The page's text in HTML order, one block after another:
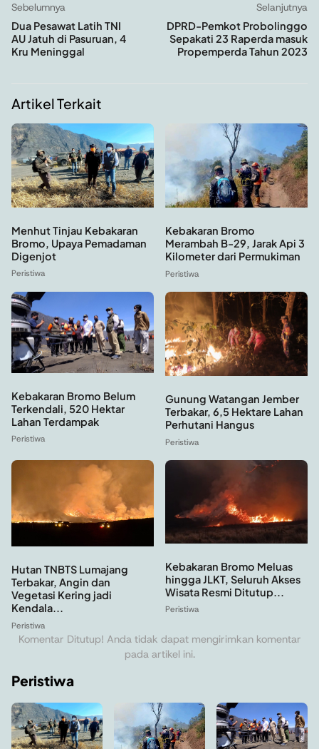
Sebelumnya
Dua Pesawat Latih TNI
AU Jatuh di Pasuruan, 4
Kru Meninggal
Selanjutnya
DPRD-Pemkot Probolinggo
Sepakati 23 Raperda masuk
Propemperda Tahun 2023
Artikel Terkait
Menhut Tinjau Kebakaran
Bromo, Upaya Pemadaman
Digenjot
Peristiwa
Kebakaran Bromo
Merambah B-29, Jarak Api 3
Kilometer dari Permukiman
Peristiwa
Kebakaran Bromo Belum
Terkendali, 520 Hektar
Lahan Terdampak
Peristiwa
Gunung Watangan Jember
Terbakar, 6,5 Hektare Lahan
Perhutani Hangus
Peristiwa
Hutan TNBTS Lumajang
Terbakar, Angin dan
Vegetasi Kering jadi
Kendala...
Peristiwa
Kebakaran Bromo Meluas
hingga JLKT, Seluruh Akses
Wisata Resmi Ditutup...
Peristiwa
Komentar Ditutup! Anda tidak dapat mengirimkan komentar
pada artikel ini.
Peristiwa